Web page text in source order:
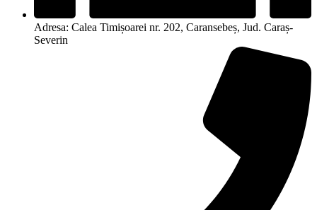
Adresa: Calea Timișoarei nr. 202, Caransebeș, Jud. Caraș-
Severin